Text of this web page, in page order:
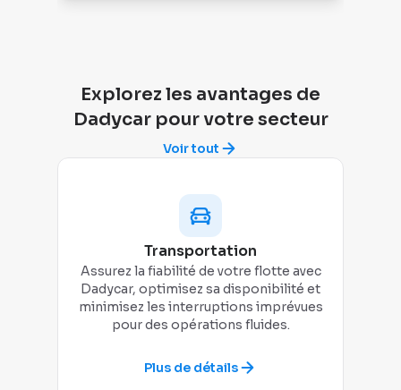
Explorez les avantages de
Dadycar pour votre secteur
Voir tout
Transportation
Assurez la fiabilité de votre flotte avec
Dadycar, optimisez sa disponibilité et
minimisez les interruptions imprévues
pour des opérations fluides.
Plus de détails